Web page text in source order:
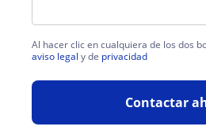
Al hacer clic en cualquiera de los dos
aviso legal y de privacidad
Contactar